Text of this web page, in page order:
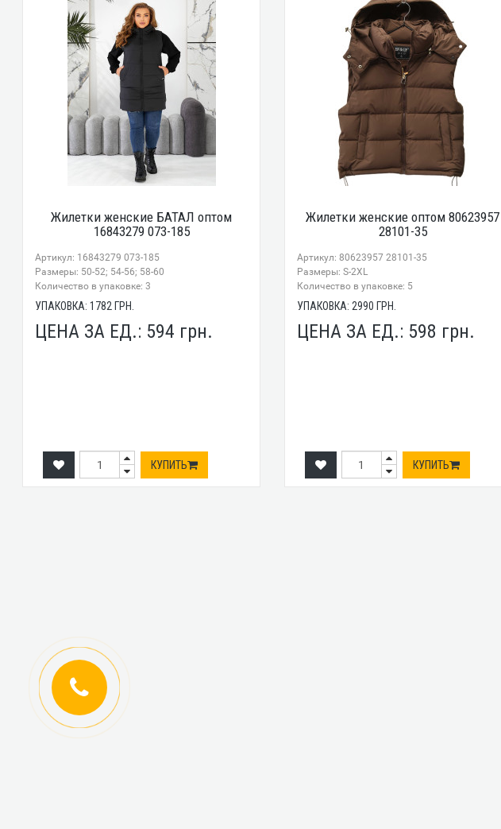
Жилетки женские БАТАЛ оптом
16843279 073-185
Артикул: 16843279 073-185
Размеры: 50-52; 54-56; 58-60
Количество в упаковке: 3
УПАКОВКА:1782 ГРН.
ЦЕНА ЗА ЕД.: 594 грн.
КУПИТЬ
Жилетки женские оптом 80623957
28101-35
Артикул: 80623957 28101-35
Размеры: S-2XL
Количество в упаковке: 5
УПАКОВКА: 2990 ГРН.
ЦЕНА ЗА ЕД.: 598 грн.
КУПИТЬ